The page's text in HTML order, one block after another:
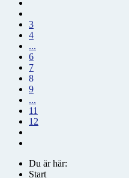
3
4
...
6
7
8
9
...
11
12
Du är här:
Start